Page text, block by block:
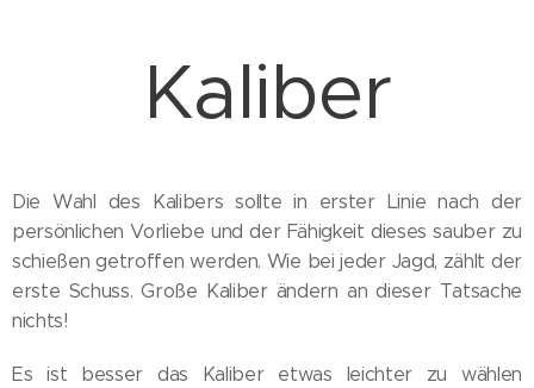
Kaliber
Die Wahl des Kalibers sollte in erster Linie nach der
persönlichen Vorliebe und der Fähigkeit dieses sauber zu
schießen getroffen werden. Wie bei jeder Jagd, zählt der
erste Schuss. Große Kaliber ändern an dieser Tatsache
nichts!
Es ist besser das Kaliber etwas leichter zu wählen